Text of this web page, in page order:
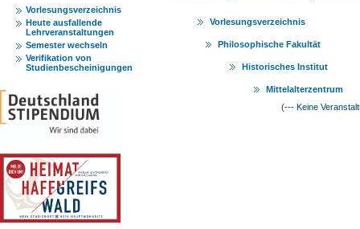
Vorlesungsverzeichnis
Heute ausfallende
Lehrveranstaltungen
Semester wechseln
Verifikation von
Studienbescheinigungen
Vorlesungsverzeichnis
Philosophische Fakultät
Historisches Institut
Mittelalterzentrum
(--- Keine